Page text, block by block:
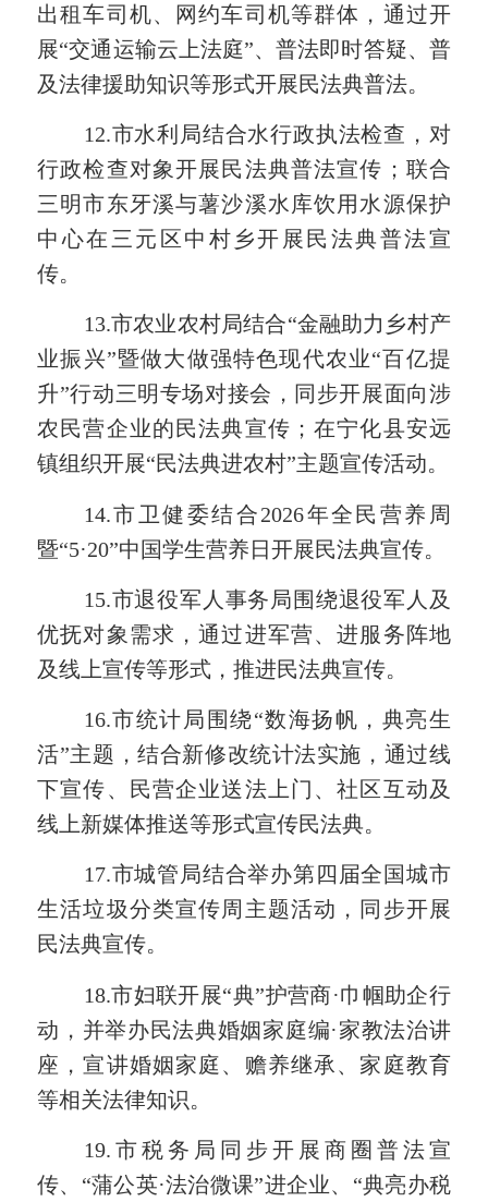
出租车司机、网约车司机等群体，通过开
展“交通运输云上法庭”、普法即时答疑、普
及法律援助知识等形式开展民法典普法。
12.市水利局结合水行政执法检查，对
行政检查对象开展民法典普法宣传；联合
三明市东牙溪与薯沙溪水库饮用水源保护
中心在三元区中村乡开展民法典普法宣
传。
13.市农业农村局结合“金融助力乡村产
业振兴”暨做大做强特色现代农业“百亿提
升”行动三明专场对接会，同步开展面向涉
农民营企业的民法典宣传；在宁化县安远
镇组织开展“民法典进农村”主题宣传活动。
14.市卫健委结合2026年全民营养周
暨“5·20”中国学生营养日开展民法典宣传。
15.市退役军人事务局围绕退役军人及
优抚对象需求，通过进军营、进服务阵地
及线上宣传等形式，推进民法典宣传。
16.市统计局围绕“数海扬帆， 典亮生
活”主题，结合新修改统计法实施，通过线
下宣传、民营企业送法上门、社区互动及
线上新媒体推送等形式宣传民法典。
17.市城管局结合举办第四届全国城市
生活垃圾分类宣传周主题活动，同步开展
民法典宣传。
18.市妇联开展“典”护营商·巾帼助企行
动，并举办民法典婚姻家庭编·家教法治讲
座，宣讲婚姻家庭、赡养继承、家庭教育
等相关法律知识。
19.市税务局同步开展商圈普法宣
传、“蒲公英·法治微课”进企业、“典亮办税